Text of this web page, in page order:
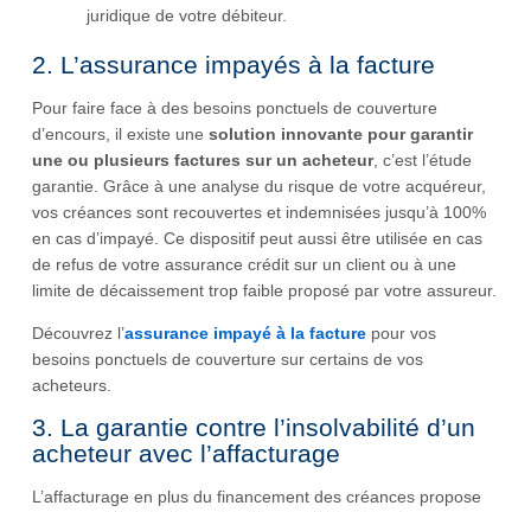
juridique de votre débiteur.
2. L’assurance impayés à la facture
Pour faire face à des besoins ponctuels de couverture
d’encours, il existe une solution innovante pour garantir
une ou plusieurs factures sur un acheteur, c’est l’étude
garantie. Grâce à une analyse du risque de votre acquéreur,
vos créances sont recouvertes et indemnisées jusqu’à 100%
en cas d’impayé. Ce dispositif peut aussi être utilisée en cas
de refus de votre assurance crédit sur un client ou à une
limite de décaissement trop faible proposé par votre assureur.
Découvrez l’assurance impayé à la facture pour vos
besoins ponctuels de couverture sur certains de vos
acheteurs.
3. La garantie contre l’insolvabilité d’un
acheteur avec l’affacturage
L’affacturage en plus du financement des créances propose